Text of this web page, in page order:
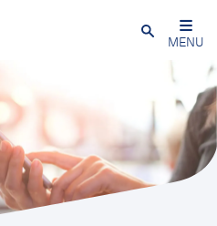
Close
MENU